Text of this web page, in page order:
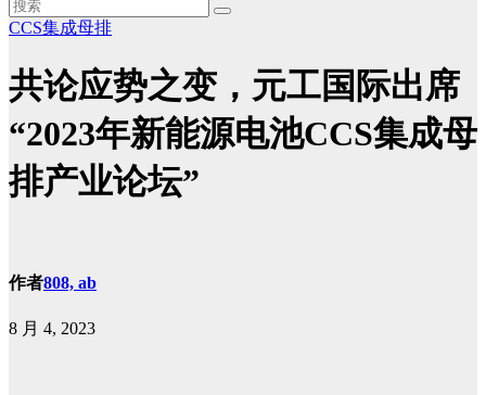
CCS集成母排
共论应势之变，元工国际出席
“2023年新能源电池CCS集成母
排产业论坛”
作者808, ab
8 月 4, 2023